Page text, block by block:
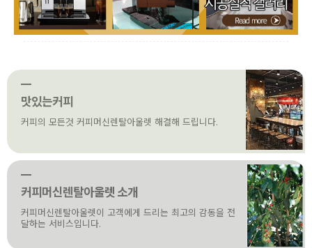
맛있는커피
커피의 모든것 커피머신렌탈아울렛 해결해 드립니다.
커피머신렌탈아울렛 소개
커피머신렌탈아울렛이 고객에게 드리는 최고의 감동을 전
달하는 서비스입니다.